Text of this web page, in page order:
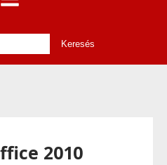
2010